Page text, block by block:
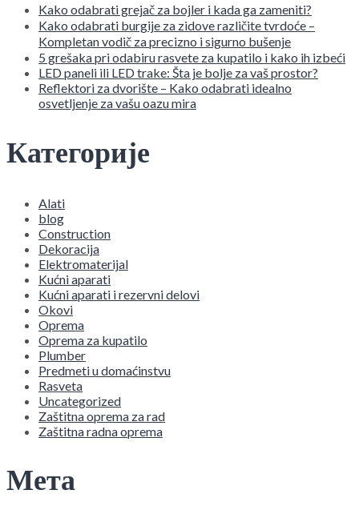
Kako odabrati grejač za bojler i kada ga zameniti?
Kako odabrati burgije za zidove različite tvrdoće –
Kompletan vodič za precizno i sigurno bušenje
5 grešaka pri odabiru rasvete za kupatilo i kako ih izbeći
LED paneli ili LED trake: Šta je bolje za vaš prostor?
Reflektori za dvorište – Kako odabrati idealno
osvetljenje za vašu oazu mira
Категорије
Alati
blog
Construction
Dekoracija
Elektromaterijal
Kućni aparati
Kućni aparati i rezervni delovi
Okovi
Oprema
Oprema za kupatilo
Plumber
Predmeti u domaćinstvu
Rasveta
Uncategorized
Zaštitna oprema za rad
Zaštitna radna oprema
Мета